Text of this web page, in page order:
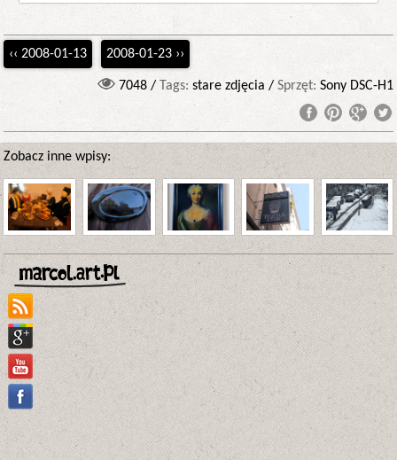
‹‹ 2008-01-13 2008-01-23 ››
7048 / Tags: stare zdjęcia / Sprzęt: Sony DSC-H1
Zobacz inne wpisy: